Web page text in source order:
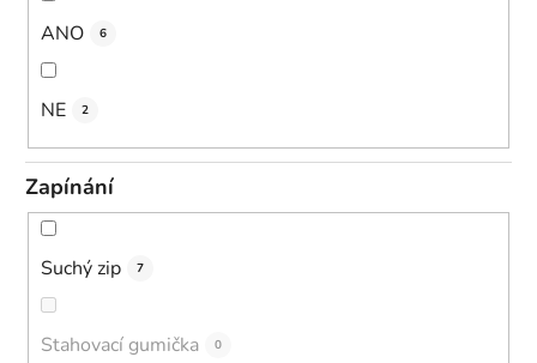
ANO 6
NE 2
Zapínání
Suchý zip 7
Stahovací gumička 0